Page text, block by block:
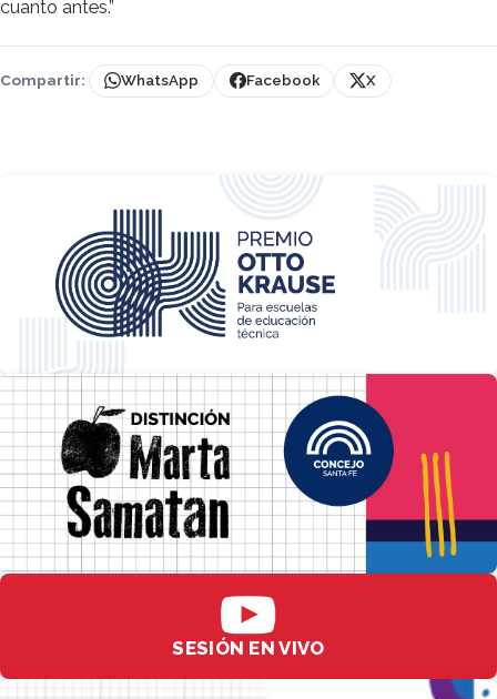
cuanto antes.”
Compartir: WhatsApp Facebook X
SESIÓN EN VIVO